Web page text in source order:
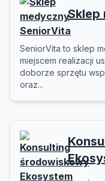
Sklep
SeniorVita to sklep
miejscem realizacji
doborze sprzętu
oraz...